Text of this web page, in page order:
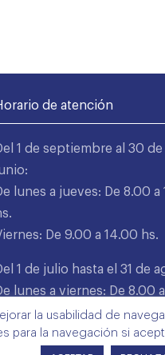
de atención
1 de septiembre al 30 de
lunes a jueves: De 8.00 a
De 9.00 a 14.00 hs.
1 de julio hasta el 31 de
lunes a viernes: De 8.00 a
hs.la usabilidad de
para la navegación si